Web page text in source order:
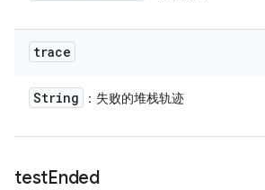
trace
String ：失败的堆栈轨迹
testEnded